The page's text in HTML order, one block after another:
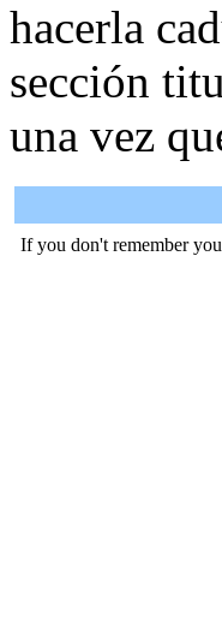
hacerla
sección
una vez
If you don't remember